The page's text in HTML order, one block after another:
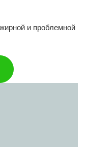
и проблемной